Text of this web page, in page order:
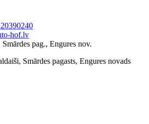
hof.lv
pag., Engures nov.
Smārdes pagasts, Engures novads